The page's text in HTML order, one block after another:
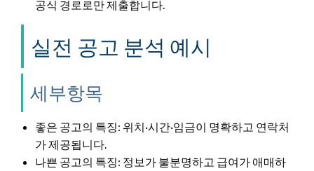
공식 경로로만 제출합니다.
실전 공고 분석 예시
세부항목
좋은 공고의 특징: 위치·시간·임금이 명확하고 연락처
가 제공됩니다.
나쁜 공고의 특징: 정보가 불분명하고 급여가 애매하